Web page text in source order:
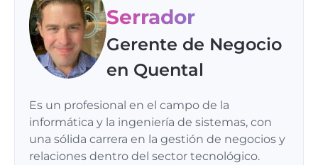
Serrador
Gerente de Negocio
en Quental
Es un profesional en el campo de la
informática y la ingeniería de sistemas, con
una sólida carrera en la gestión de negocios y
relaciones dentro del sector tecnológico.